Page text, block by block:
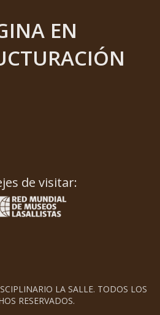
EN
de visitar:
LA SALLE. TODOS LOS
RESERVADOS.